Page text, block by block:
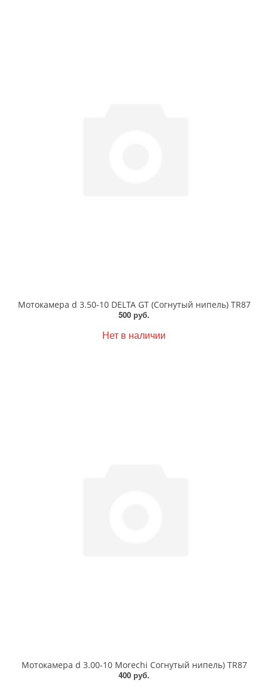
Мотокамера d 3.50-10 DELTA GT (Согнутый нипель) TR87
500 руб.
Нет в наличии
Мотокамера d 3.00-10 Morechi Согнутый нипель) TR87
400 руб.